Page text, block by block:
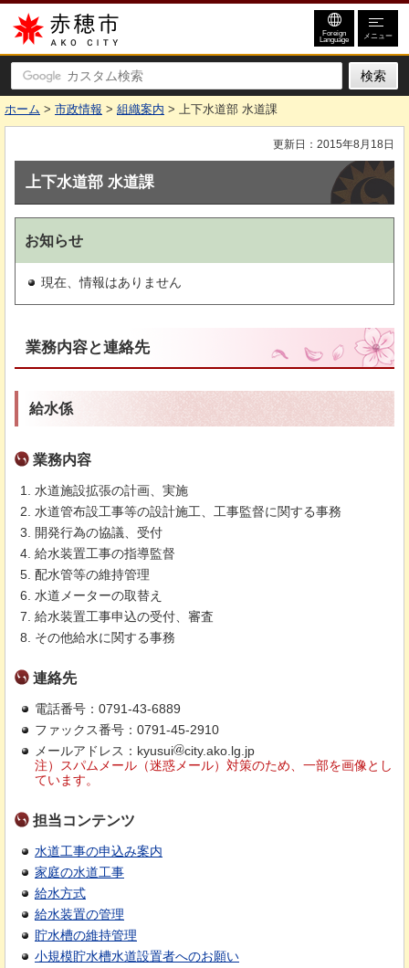
赤穂市
Foreign
Language メニュー
ホーム > 市政情報 > 組織案内 > 上下水道部 水道課
更新日：2015年8月18日
上下水道部 水道課
お知らせ
現在、情報はありません
業務内容と連絡先
給水係
業務内容
水道施設拡張の計画、実施
水道管布設工事等の設計施工、工事監督に関する事務
開発行為の協議、受付
給水装置工事の指導監督
配水管等の維持管理
水道メーターの取替え
給水装置工事申込の受付、審査
その他給水に関する事務
連絡先
電話番号：0791-43-6889
ファックス番号：0791-45-2910
メールアドレス：kyusui
city.ako.lg.jp
注）スパムメール（迷惑メール）対策のため、一部を画像とし
ています。
担当コンテンツ
水道工事の申込み案内
家庭の水道工事
給水方式
給水装置の管理
貯水槽の維持管理
小規模貯水槽水道設置者へのお願い